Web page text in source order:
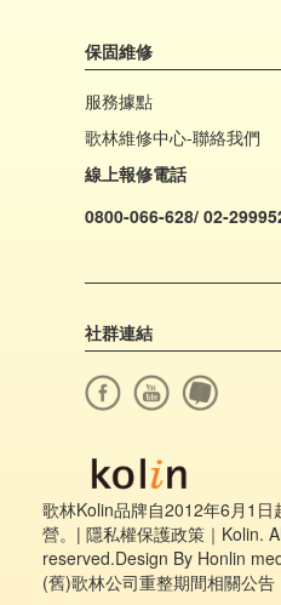
保固維修
服務據點
歌林維修中心-聯絡我們
線上報修電話
0800-066-628/ 02-
社群連結
歌林Kolin品牌自2012年6月1日
營。| 隱私權保護政策 ｜Kolin.
reserved.Design By Honlin
(舊)歌林公司重整期間相關公告